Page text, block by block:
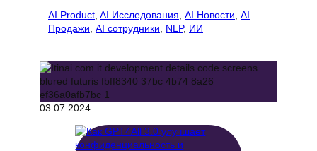
AI Product AI Исследования AI Новости AI
Продажи AI сотрудники NLP, ИИ
03.07.2024